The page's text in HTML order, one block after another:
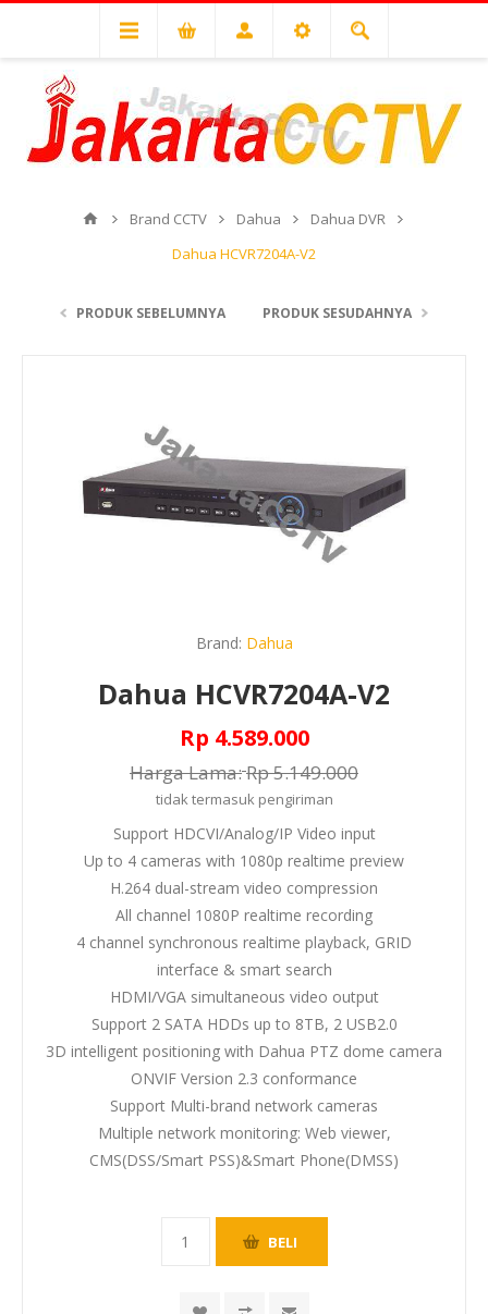
Brand CCTV Dahua
Dahua DVR
Dahua HCVR7204A-V2
PRODUK SEBELUMNYA PRODUK SESUDAHNYA
Brand: Dahua
Dahua HCVR7204A-V2
Rp 4.589.000
Harga Lama:Rp 5.149.000
tidak termasuk pengiriman
Support HDCVI/Analog/IP Video input
Up to 4 cameras with 1080p realtime preview
H.264 dual-stream video compression
All channel 1080P realtime recording
4 channel synchronous realtime playback, GRID
interface & smart search
HDMI/VGA simultaneous video output
Support 2 SATA HDDs up to 8TB, 2 USB2.0
3D intelligent positioning with Dahua PTZ dome camera
ONVIF Version 2.3 conformance
Support Multi-brand network cameras
Multiple network monitoring: Web viewer,
CMS(DSS/Smart PSS)&Smart Phone(DMSS)